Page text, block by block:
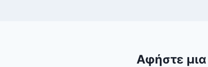
Αφήστε